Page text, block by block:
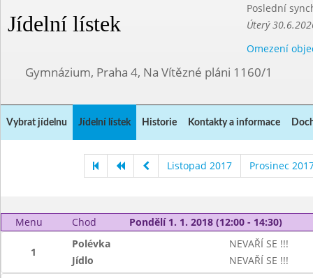
Jídelní lístek
Poslední
Úterý
Omezení
Gymnázium, Praha 4, Na Vítězné pláni 1160/1
Vybrat jídelnu Jídelní lístek Historie Kontakty a informace
Listopad 2017 Prosinec
Menu Chod Pondělí 1. 1. 2018 (12:00 - 14:30)
1
Polévka
NEVAŘÍ SE !!!
Jídlo
NEVAŘÍ SE !!!